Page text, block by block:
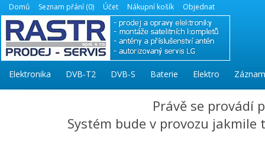
Domů Seznam přání (0) Účet Nákupní košík Objednat
Elektronika DVB-T2 DVB-S Baterie Elektro
Právě se provádí
Systém bude v provozu